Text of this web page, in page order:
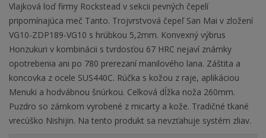
Vlajková loď firmy Rockstead v sekcii pevných čepelí
pripomínajúca meč Tanto. Trojvrstvová čepeľ San Mai v zložení
VG10-ZDP189-VG10 s hrúbkou 5,2mm. Konvexný výbrus
Honzukuri v kombinácii s tvrdosťou 67 HRC nejaví známky
opotrebenia ani po 780 prerezaní manilového lana. Záštita a
koncovka z ocele SUS440C. Rúčka s kožou z raje, aplikáciou
Menuki a hodvábnou šnúrkou. Celková dĺžka noža 260mm.
Puzdro so zámkom vyrobené z micarty a kože. Tradičné tkané
vrecúško Nishijin. Na tento produkt sa nevzťahuje systém zliav.